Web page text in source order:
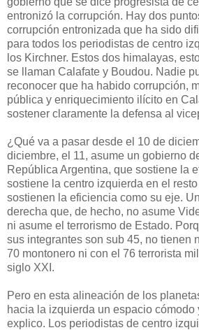
entronizó la corrupción. Hay dos
corrupción entronizada que ha sido
para todos los periodistas de centro
los Kirchner. Estos dos himalayas,
se llaman Calafate y Boudou. Nadie
reconocer que ha habido corrupción,
pública y enriquecimiento ilícito en
sostener claramente la defensa al
¿Qué va a pasar desde el 10 de
diciembre, el 11, asume un gobierno
República Argentina, que sostiene la
sostiene la centro izquierda en el
sostienen la eficiencia como su eje.
derecha que, de hecho, no asume
ni asume el terrorismo de Estado.
sus integrantes son sub 45, no tienen
70 montonero ni con el 76 terrorista
siglo XXI.
Pero en esta alineación de los
hacia la izquierda un espacio cómodo
explico. Los periodistas de centro